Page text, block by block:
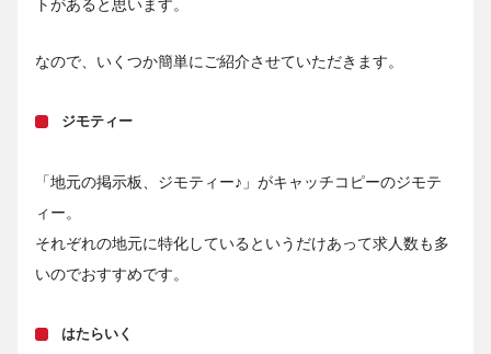
トがあると思います。
なので、いくつか簡単にご紹介させていただきます。
ジモティー
「地元の掲示板、ジモティー♪」がキャッチコピーのジモテ
ィー。
それぞれの地元に特化しているというだけあって求人数も多
いのでおすすめです。
はたらいく